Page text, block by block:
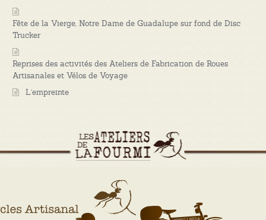
Fête de la Vierge, Notre Dame de Guadalupe sur fond de Disc
Trucker
Reprises des activités des Ateliers de Fabrication de Roues
Artisanales et Vélos de Voyage
L’empreinte